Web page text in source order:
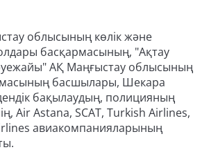
облысының көлік және
басқармасының, "Ақтау
АҚ Маңғыстау облысының
басшылары, Шекара
бақылаудың, полицияның
Air Astana, SCAT, Turkish Airlines,
авиакомпанияларының